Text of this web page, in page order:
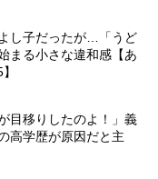
し子だったが…「うど
まる小さな違和感【あ
目移りしたのよ！」義
高学歴が原因だと主